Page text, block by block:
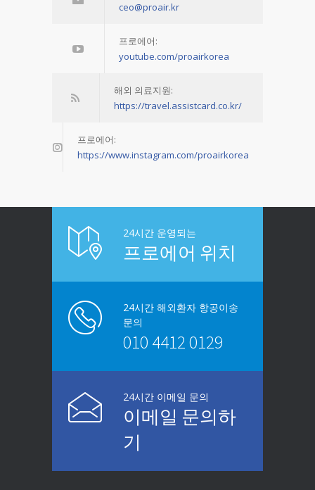
ceo@proair.kr
프로에어:
youtube.com/proairkorea
해외 의료지원:
https://travel.assistcard.co.kr/
프로에어:
https://www.instagram.com/proairkorea
24시간 운영되는
프로에어 위치
24시간 해외환자 항공이송
문의
010 4412 0129
24시간 이메일 문의
이메일 문의하
기